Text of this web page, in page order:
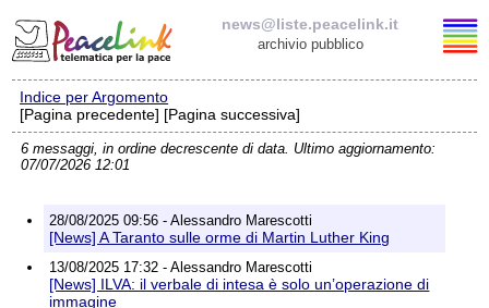
news@liste.peacelink.it
archivio pubblico
Elenco delle liste
news@liste.peacelink.it
Informativa sulla privacy
Indice per Argomento
[Pagina precedente] [Pagina successiva]
6 messaggi, in ordine decrescente di data. Ultimo aggiornamento:
07/07/2026 12:01
28/08/2025 09:56 - Alessandro Marescotti
[News] A Taranto sulle orme di Martin Luther King
13/08/2025 17:32 - Alessandro Marescotti
[News] ILVA: il verbale di intesa è solo un’operazione di
immagine